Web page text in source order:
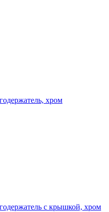
хром
с крышкой, хром